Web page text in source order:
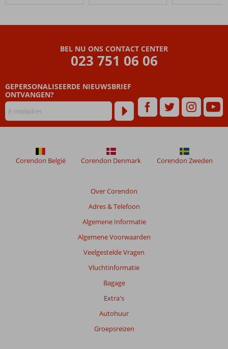
BEL NU ONS CONTACT CENTER
023 751 06 06
GEPERSONALISEERDE NIEUWSBRIEF
ONTVANGEN?
Over Corendon
Adres & Telefoon
Algemene Informatie
Algemene Voorwaarden
Veelgestelde Vragen
Vluchtinformatie
Bagage
Extra's
Autohuur
Groepsreizen
Corendon België Corendon Denmark Corendon Zweden